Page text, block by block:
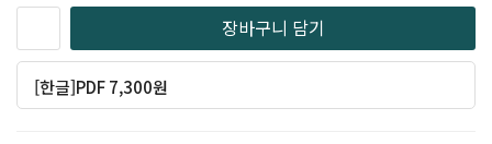
장바구니 담기
[한글]PDF 7,300원